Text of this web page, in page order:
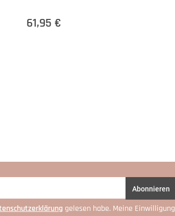
61,95 €
Abonnieren
gelesen habe. Meine Einwilligung